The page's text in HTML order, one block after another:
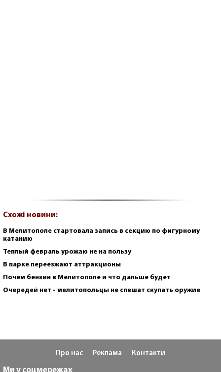
Схожі новини:
В Мелитополе стартовала запись в секцию по фигурному
катанию
Теплый февраль урожаю не на пользу
В парке переезжают аттракционы
Почем бензин в Мелитополе и что дальше будет
Очередей нет - мелитопольцы не спешат скупать оружие
Про нас Реклама Контакти
Ми у соцмережах